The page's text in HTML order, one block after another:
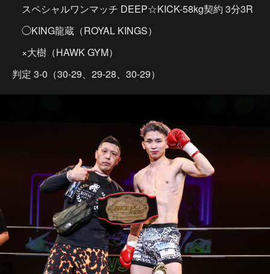
スペシャルワンマッチ DEEP☆KICK-58kg契約 3分3R
◯KING龍蔵（ROYAL KINGS）
×大樹（HAWK GYM）
判定 3-0（30-29、29-28、30-29）